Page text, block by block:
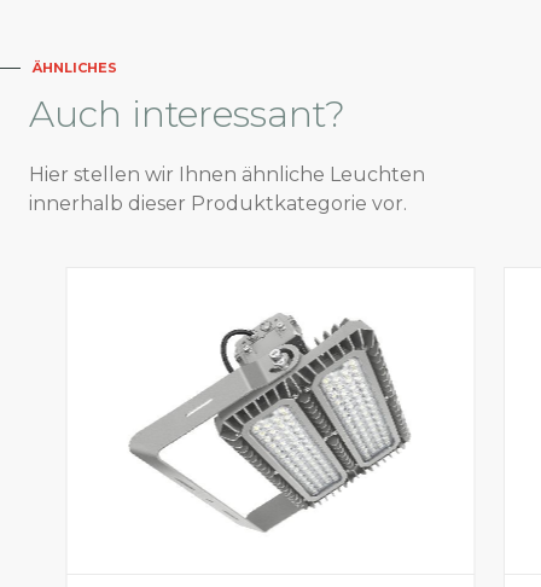
ÄHNLICHES
Auch interessant?
Hier stellen wir Ihnen ähnliche Leuchten
innerhalb dieser Produktkategorie vor.